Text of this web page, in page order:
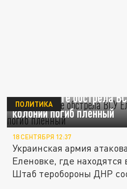
В результате обстрела
колонии погиб пленный
ПОЛИТИКА
18 СЕНТЯБРЯ 12:37
Украинская армия
Еленовке, где
Штаб теробороны ДНР